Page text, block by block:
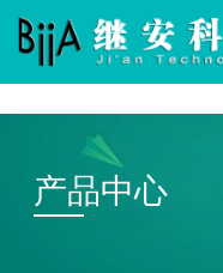
产品中心